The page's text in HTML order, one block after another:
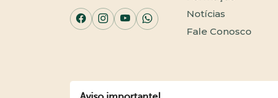
Notícias
Fale Conosco